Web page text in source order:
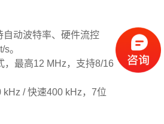
动波特率、硬件流控
。
，最高12 MHz，支持8/16
kHz / 快速400 kHz，7位